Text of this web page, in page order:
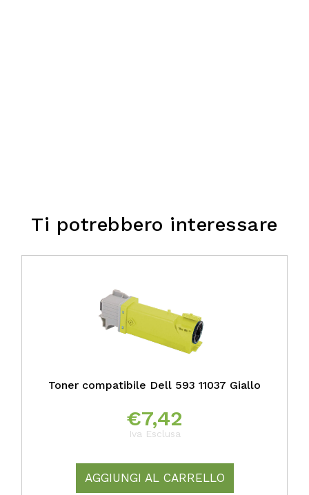
Ti potrebbero interessare
Toner compatibile Dell 593 11037 Giallo
€7,42
Iva Esclusa
AGGIUNGI AL CARRELLO